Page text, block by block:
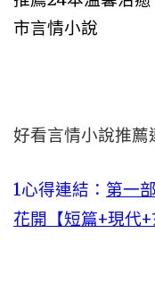
市言情小說
好看言情小說推薦
1心得連結： 第一
花開【短篇+現代+